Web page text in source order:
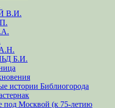
В.И.
Б.И.
истории Библиогорода
под Москвой (к 75-летию